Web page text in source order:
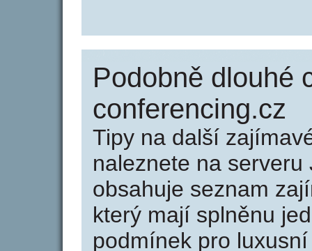
Podobně dlouhé
conferencing.cz
Tipy na další
naleznete na serveru
obsahuje seznam
který mají splněnu
podmínek pro